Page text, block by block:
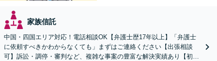
家族信託
中国・四国エリア対応！電話相談OK【弁護士歴17年以上】「弁護士
に依頼すべきかわからなくても」まずはご連絡ください【出張相談
可】訴訟・調停・審判など、複雑な事案の豊富な解決実績あり【初回